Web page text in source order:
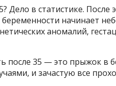
Дело в статистике. После
начинает
аномалий,
после 35 — это прыжок в
и зачастую все